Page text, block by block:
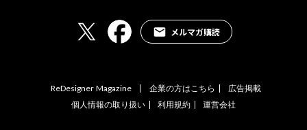
メルマガ購読
ReDesigner Magazine 企業の方はこちら
広告掲載
個人情報の取り扱い
利用規約 運営会社